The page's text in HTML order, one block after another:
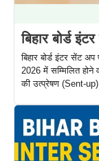
बिहार बोर्ड
बिहार बोर्ड इंटर सेंट अप
2026 में सम्मिलित होने
की उत्प्रेषण (Sent-